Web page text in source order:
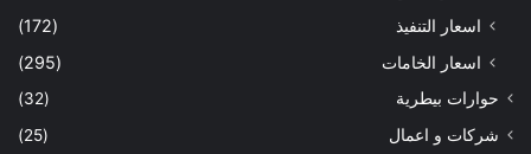
اسعار التنفيذ
(172)
اسعار الخامات
(295)
حوارات بيطرية
(32)
شركات و اعمال
(25)